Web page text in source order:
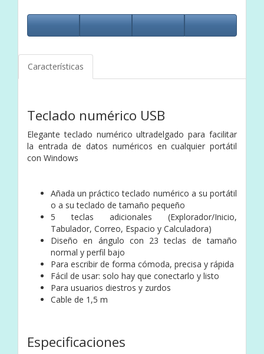
Características
Teclado numérico USB
Elegante teclado numérico ultradelgado para facilitar
la entrada de datos numéricos en cualquier portátil
con Windows
Añada un práctico teclado numérico a su portátil
o a su teclado de tamaño pequeño
5 teclas adicionales (Explorador/Inicio,
Tabulador, Correo, Espacio y Calculadora)
Diseño en ángulo con 23 teclas de tamaño
normal y perfil bajo
Para escribir de forma cómoda, precisa y rápida
Fácil de usar: solo hay que conectarlo y listo
Para usuarios diestros y zurdos
Cable de 1,5 m
Especificaciones